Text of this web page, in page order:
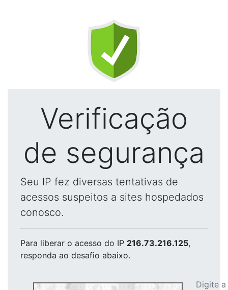
Verificação
de segurança
Seu IP fez diversas tentativas de
acessos suspeitos a sites hospedados
conosco.
Para liberar o acesso do IP 216.73.216.125,
responda ao desafio abaixo.
Digite